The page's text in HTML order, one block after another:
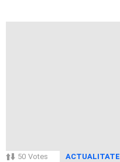
50 Votes ACTUALITATE